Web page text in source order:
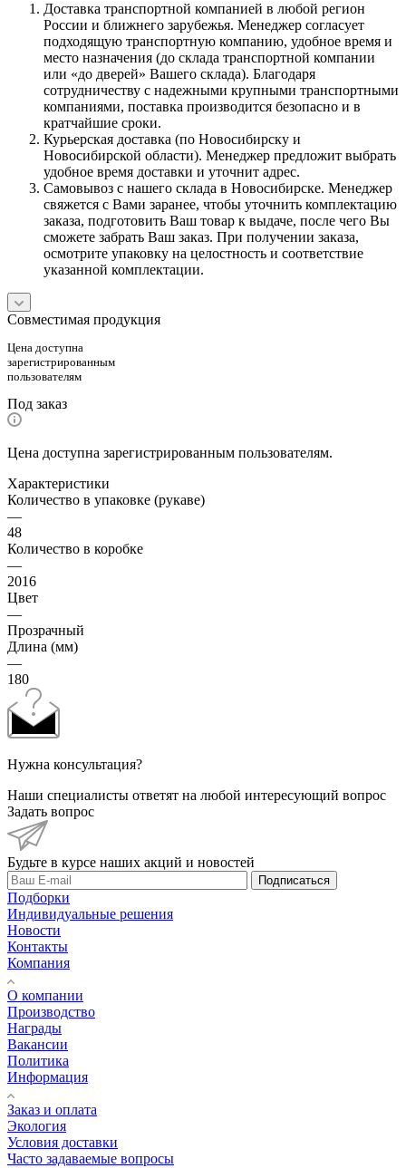
Доставка транспортной компанией в любой регион
России и ближнего зарубежья. Менеджер согласует
подходящую транспортную компанию, удобное время и
место назначения (до склада транспортной компании
или «до дверей» Вашего склада). Благодаря
сотрудничеству с надежными крупными транспортными
компаниями, поставка производится безопасно и в
кратчайшие сроки.
Курьерская доставка (по Новосибирску и
Новосибирской области). Менеджер предложит выбрать
удобное время доставки и уточнит адрес.
Самовывоз с нашего склада в Новосибирске. Менеджер
свяжется с Вами заранее, чтобы уточнить комплектацию
заказа, подготовить Ваш товар к выдаче, после чего Вы
сможете забрать Ваш заказ. При получении заказа,
осмотрите упаковку на целостность и соответствие
указанной комплектации.
Совместимая продукция
Цена доступна
зарегистрированным
пользователям
Под заказ
Цена доступна зарегистрированным пользователям.
Характеристики
Количество в упаковке (рукаве)
—
48
Количество в коробке
—
2016
Цвет
—
Прозрачный
Длина (мм)
—
180
Нужна консультация?
Наши специалисты ответят на любой интересующий вопрос
Задать вопрос
Будьте в курсе наших акций и новостей
Подписаться
Подборки
Индивидуальные решения
Новости
Контакты
Компания
О компании
Производство
Награды
Вакансии
Политика
Информация
Заказ и оплата
Экология
Условия доставки
Часто задаваемые вопросы